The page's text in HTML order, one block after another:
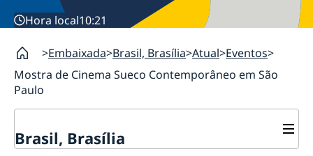
Hora local10:21
Embaixada Brasil, Brasília Atual Eventos
Mostra de Cinema Sueco Contemporâneo em São
Paulo
Brasil, Brasília